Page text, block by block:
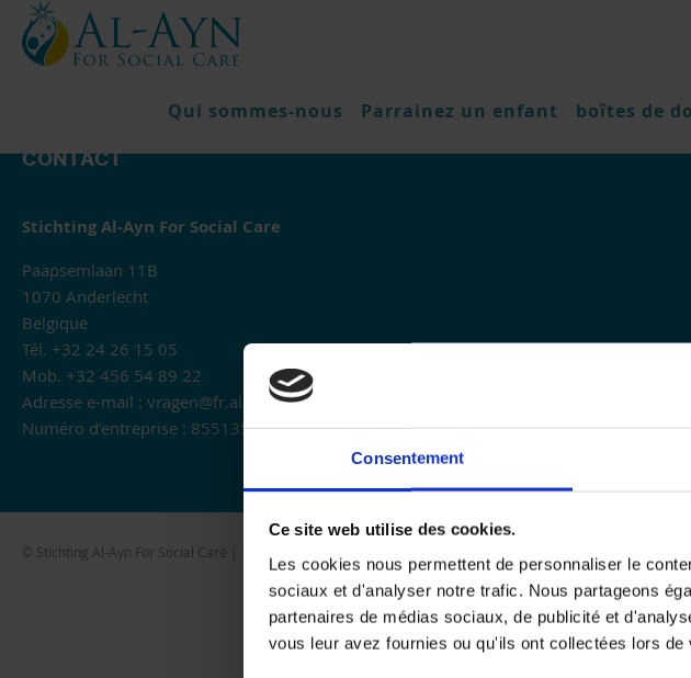
Consentement
Ce site web utilise des cookies.
Les cookies nous permettent de personnaliser le
sociaux et d'analyser notre trafic. Nous partageons
partenaires de médias sociaux, de publicité et
vous leur avez fournies ou qu'ils ont collectées lors
Qui sommes-nous Parrainez un enfant boîtes de
CONTACT
Stichting Al-Ayn For Social Care
Paapsemlaan 11B
1070 Anderlecht
Belgique
Tél. +32 24 26 15 05
Mob. +32 456 54 89 22
Adresse e-mail : vragen@fr.alayn.be
Numéro d’entreprise : 855135554
© Stichting Al-Ayn For Social Care | Tous droits réservés